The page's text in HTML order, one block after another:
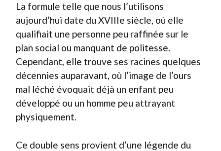
La formule telle que nous l’utilisons
aujourd’hui date du XVIIIe siècle, où elle
qualifiait une personne peu raffinée sur le
plan social ou manquant de politesse.
Cependant, elle trouve ses racines quelques
décennies auparavant, où l’image de l’ours
mal léché évoquait déjà un enfant peu
développé ou un homme peu attrayant
physiquement.
Ce double sens provient d’une légende du